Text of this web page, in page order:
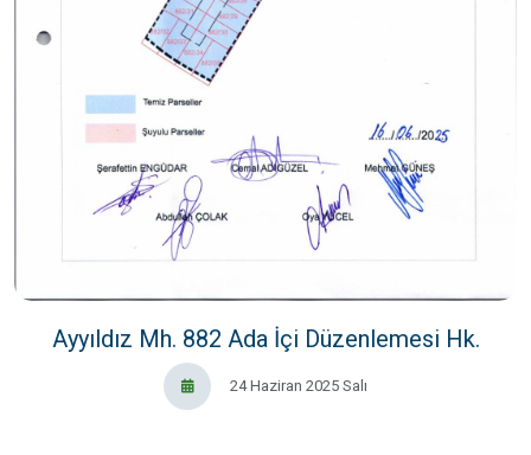
Ayyıldız Mh. 882 Ada İçi Düzenlemesi Hk.
24 Haziran 2025 Salı